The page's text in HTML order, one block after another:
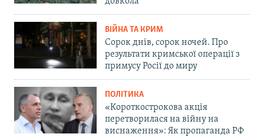
ВІЙНА ТА КРИМ
Сорок днів, сорок ночей. Про
результати кримської операції з
примусу Росії до миру
ПОЛІТИКА
«Короткострокова акція
перетворилася на війну на
виснаження»: Як пропаганда РФ